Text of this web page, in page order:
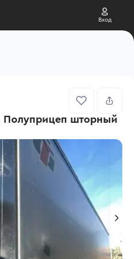
Вход
Полуприцеп шторный